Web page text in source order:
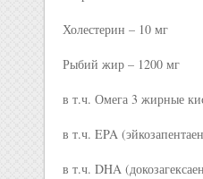
Холестерин – 10 мг
Рыбий жир – 1200 мг
в т.ч. Омега 3 жирные
в т.ч. EPA
в т.ч. DHA